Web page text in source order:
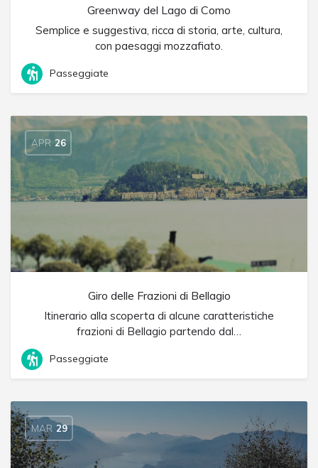
Greenway del Lago di Como
Semplice e suggestiva, ricca di storia, arte, cultura,
con paesaggi mozzafiato.
Passeggiate
APR 26
Giro delle Frazioni di Bellagio
Itinerario alla scoperta di alcune caratteristiche
frazioni di Bellagio partendo dal…
Passeggiate
MAR 29